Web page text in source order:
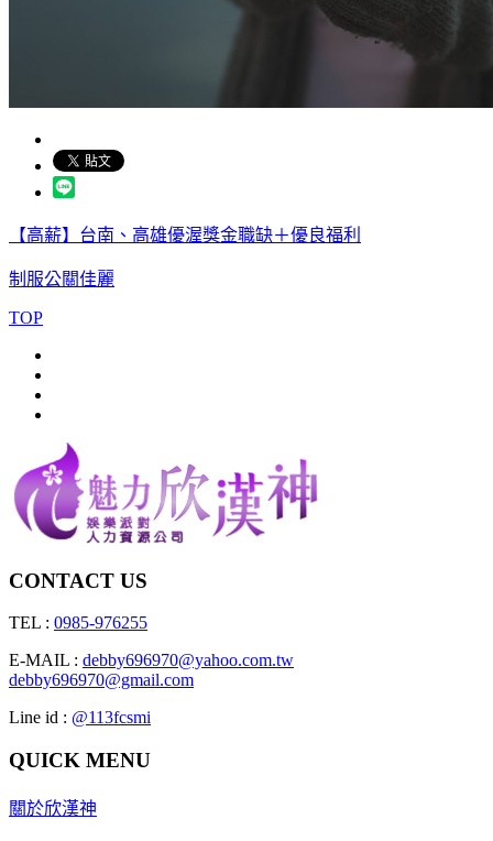
【高薪】台南、高雄優渥獎金職缺＋優良福利
制服公關佳麗
TOP
CONTACT US
TEL : 0985-976255
E-MAIL : debby696970@yahoo.com.tw
debby696970@gmail.com
Line id : @113fcsmi
QUICK MENU
關於欣漢神